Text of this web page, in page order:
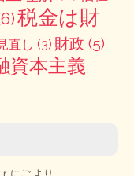
税金は財
直し (3) 財政 (5)
資本主義
にご より